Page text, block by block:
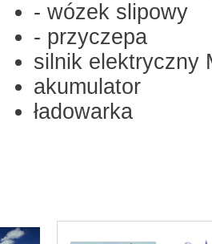
- wózek slipowy
- przyczepa
silnik elektryczny
akumulator
ładowarka